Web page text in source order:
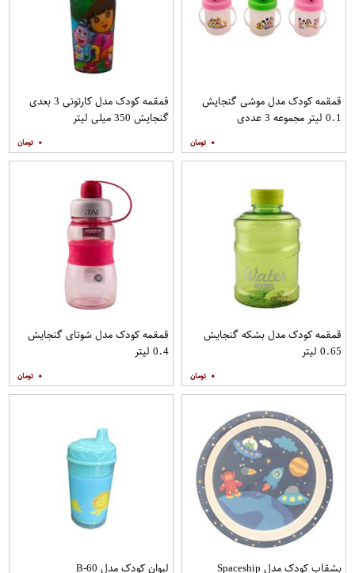
قمقمه کودک مدل موشی گنجایش
0.1 لیتر مجموعه 3 عددی
۰
قمقمه کودک مدل کارتونی 3 بعدی
گنجایش 350 میلی لیتر
۰
قمقمه کودک مدل بشکه گنجایش
0.65 لیتر
۰
قمقمه کودک مدل شوتای گنجایش
0.4 لیتر
۰
بشقاب کودک مدل Spaceship لیوان کودک مدل B-60